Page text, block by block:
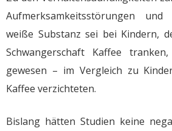
Aufmerksamkeitsstörungen
weiße Substanz sei bei Kindern,
Schwangerschaft Kaffee
gewesen – im Vergleich zu
Kaffee verzichteten.
Bislang hätten Studien keine